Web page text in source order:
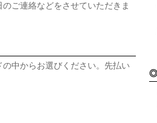
ご連絡などをさせていただきま
中からお選びください。先払い